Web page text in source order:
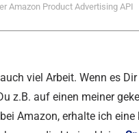
Amazon Product Advertising API
viel Arbeit. Wenn es
z.B. auf einen meiner
Amazon, erhalte ich